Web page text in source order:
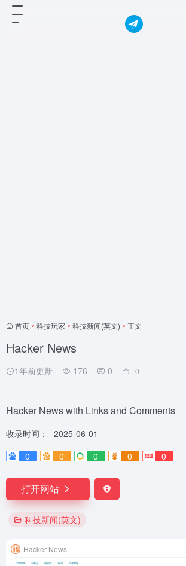
首页 • 科技玩家 • 科技新闻(英文) • 正文
Hacker News
1年前更新 176 0 0
Hacker News with Links and Comments
收录时间：
2025-06-01
0
0 0 0 0
打开网站
科技新闻(英文)
Hacker News